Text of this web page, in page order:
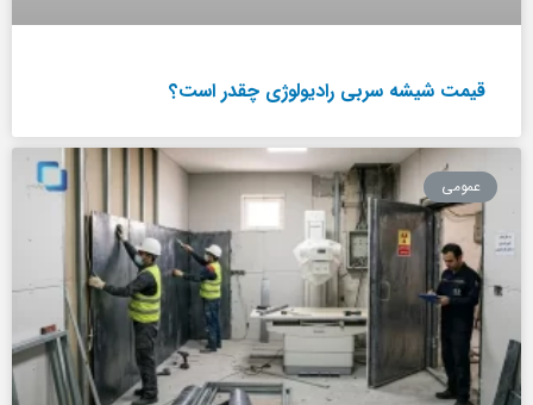
قیمت شیشه سربی رادیولوژی چقدر است؟
عمومی